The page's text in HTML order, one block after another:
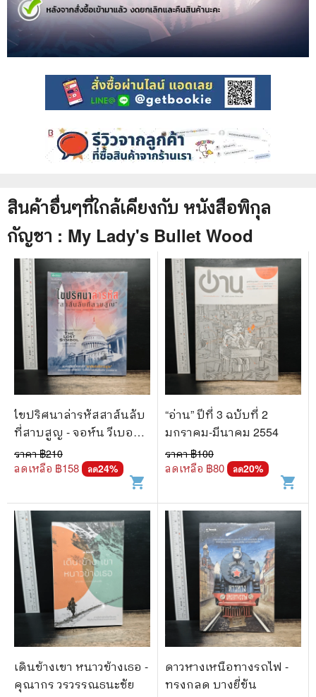
สินค้าอื่นๆที่ใกล้เคียงกับ หนังสือพิกุล
กัญชา : My Lady's Bullet Wood
ไขปริศนาล่ารหัสสาส์นลับ
ที่สาบสูญ - จอห์น วีเบอร์,
ศรรวริศา เมฆไพบูลย์
ราคา ฿210
ลดเหลือ ฿158 ลด24%
shopping_cart
“อ่าน” ปีที่ 3 ฉบับที่ 2
มกราคม-มีนาคม 2554
ราคา ฿100
ลดเหลือ ฿80 ลด20%
shopping_cart
เดินข้างเขา หนาวข้างเธอ -
คุณากร วรวรรณธนะชัย
ดาวหางเหนือทางรถไฟ -
ทรงกลด บางยี่ขัน